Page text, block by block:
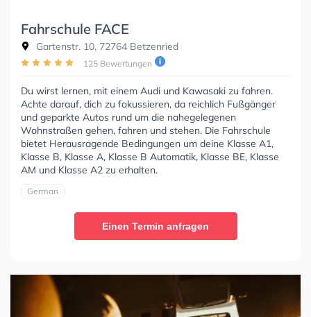
Fahrschule FACE
Gartenstr. 10, 72764 Betzenried
125 Bewertungen
Du wirst lernen, mit einem Audi und Kawasaki zu fahren.
Achte darauf, dich zu fokussieren, da reichlich Fußgänger
und geparkte Autos rund um die nahegelegenen
Wohnstraßen gehen, fahren und stehen. Die Fahrschule
bietet Herausragende Bedingungen um deine Klasse A1,
Klasse B, Klasse A, Klasse B Automatik, Klasse BE, Klasse
AM und Klasse A2 zu erhalten.
German
Einen Termin anfragen